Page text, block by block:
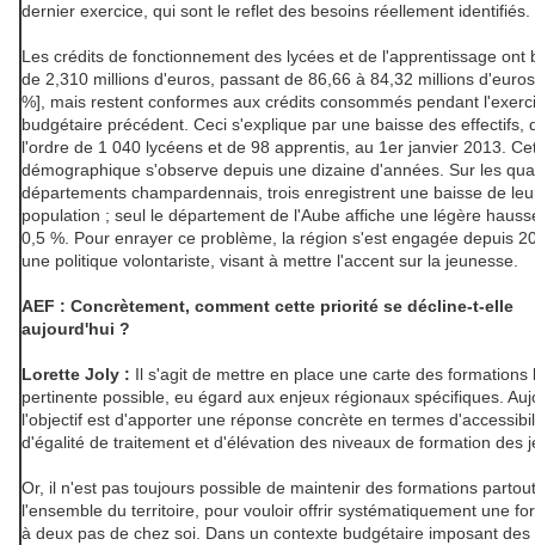
dernier exercice, qui sont le reflet des besoins réellement identifiés.
Les crédits de fonctionnement des lycées et de l'apprentissage ont
de 2,310 millions d'euros, passant de 86,66 à 84,32 millions
%], mais restent conformes aux crédits consommés pendant
budgétaire précédent. Ceci s'explique par une baisse des effectifs,
l'ordre de 1 040 lycéens et de 98 apprentis, au 1er janvier 2013.
démographique s'observe depuis une dizaine d'années. Sur les
départements champardennais, trois enregistrent une baisse de
population ; seul le département de l'Aube affiche une légère
0,5 %. Pour enrayer ce problème, la région s'est engagée depuis
une politique volontariste, visant à mettre l'accent sur la jeunesse.
AEF : Concrètement, comment cette priorité se décline-t-elle
aujourd'hui ?
Lorette Joly : Il s'agit de mettre en place une carte des formations
pertinente possible, eu égard aux enjeux régionaux spécifiques.
l'objectif est d'apporter une réponse concrète en termes
d'égalité de traitement et d'élévation des niveaux de formation des
Or, il n'est pas toujours possible de maintenir des formations
l'ensemble du territoire, pour vouloir offrir systématiquement une
à deux pas de chez soi. Dans un contexte budgétaire imposant des